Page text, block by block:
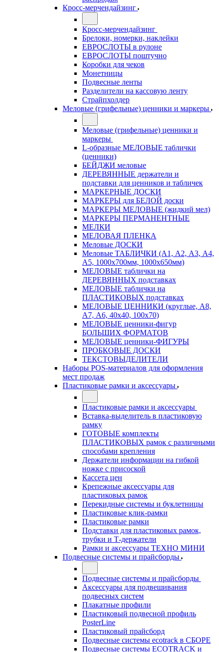
Кросс-мерчендайзинг
Кросс-мерчендайзинг
Брелоки, номерки, наклейки
ЕВРОСЛОТЫ в рулоне
ЕВРОСЛОТЫ поштучно
Коробки для чеков
Монетницы
Подвесные ленты
Разделители на кассовую ленту
Страйпхолдер
Меловые (грифельные) ценники и маркеры
Меловые (грифельные) ценники и
маркеры
L-образные МЕЛОВЫЕ таблички
(ценники)
БЕЙДЖИ меловые
ДЕРЕВЯННЫЕ держатели и
подставки для ценников и табличек
МАРКЕРНЫЕ ДОСКИ
МАРКЕРЫ для БЕЛОЙ доски
МАРКЕРЫ МЕЛОВЫЕ (жидкий мел)
МАРКЕРЫ ПЕРМАНЕНТНЫЕ
МЕЛКИ
МЕЛОВАЯ ПЛЕНКА
Меловые ДОСКИ
Меловые ТАБЛИЧКИ (А1, А2, А3, А4,
А5, 1000х700мм, 1000х650мм)
МЕЛОВЫЕ таблички на
ДЕРЕВЯННЫХ подставках
МЕЛОВЫЕ таблички на
ПЛАСТИКОВЫХ подставках
МЕЛОВЫЕ ЦЕННИКИ (круглые, А8,
А7, А6, 40х40, 100х70)
МЕЛОВЫЕ ценники-фигур
БОЛЬШИХ ФОРМАТОВ
МЕЛОВЫЕ ценники-ФИГУРЫ
ПРОБКОВЫЕ ДОСКИ
ТЕКСТОВЫДЕЛИТЕЛИ
Наборы POS-материалов для оформления
мест продаж
Пластиковые рамки и аксессуары
Пластиковые рамки и аксессуары
Вставка-выделитель в пластиковую
рамку
ГОТОВЫЕ комплекты
ПЛАСТИКОВЫХ рамок с различными
способами крепления
Держатели информации на гибкой
ножке с присоской
Кассета цен
Крепежные аксессуары для
пластиковых рамок
Перекидные системы и буклетницы
Пластиковые клик-рамки
Пластиковые рамки
Подставки для пластиковых рамок,
трубки и Т-держатели
Рамки и аксессуары ТЕХНО МИНИ
Подвесные системы и прайсборды
Подвесные системы и прайсборды
Аксессуары для подвешивания
подвесных систем
Плакатные профили
Пластиковый подвесной профиль
PosterLine
Пластиковый прайсборд
Подвесные системы ecotrack в СБОРЕ
Подвесные системы ECOTRACK и